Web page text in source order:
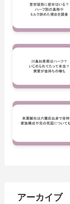
アーカイブ